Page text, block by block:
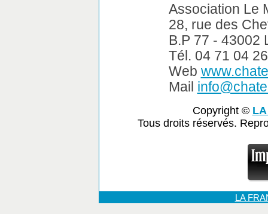
Association Le
28, rue des
B.P 77 - 43002
Tél. 04 71 04
Web
Mail
Copyright ©
Tous droits réservés.
LA